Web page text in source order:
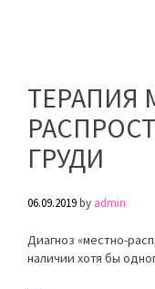
ТЕРАПИЯ
ГРУДИ
06.09.2019by admin
Диагноз «местно-
наличии хотя бы